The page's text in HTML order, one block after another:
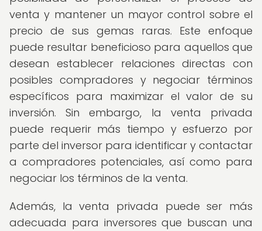
venta y mantener un mayor control sobre el
precio de sus gemas raras. Este enfoque
puede resultar beneficioso para aquellos que
desean establecer relaciones directas con
posibles compradores y negociar términos
específicos para maximizar el valor de su
inversión. Sin embargo, la venta privada
puede requerir más tiempo y esfuerzo por
parte del inversor para identificar y contactar
a compradores potenciales, así como para
negociar los términos de la venta.
Además, la venta privada puede ser más
adecuada para inversores que buscan una